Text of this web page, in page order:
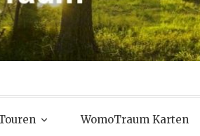
Chris
WomoTraum Karten